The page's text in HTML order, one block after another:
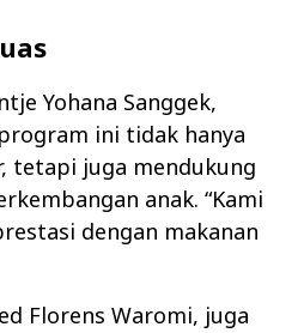
Yohana Sanggek,
ini tidak hanya
tetapi juga mendukung
anak. “Kami
dengan makanan
Florens Waromi, juga